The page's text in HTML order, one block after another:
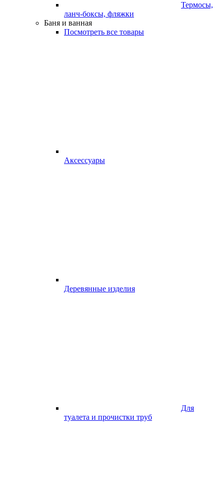
Термосы,
ланч-боксы, фляжки
Баня и ванная
Посмотреть все товары
Аксессуары
Деревянные изделия
Для
туалета и прочистки труб